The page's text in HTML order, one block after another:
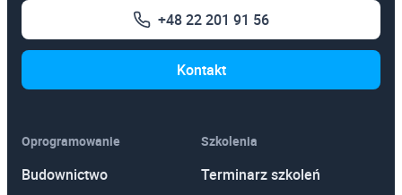
+48 22 201 91 56
Kontakt
Oprogramowanie
Budownictwo
Szkolenia
Terminarz szkoleń